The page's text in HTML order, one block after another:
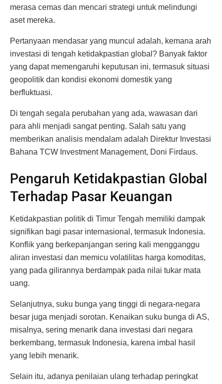
merasa cemas dan mencari strategi untuk melindungi
aset mereka.
Pertanyaan mendasar yang muncul adalah, kemana arah
investasi di tengah ketidakpastian global? Banyak faktor
yang dapat memengaruhi keputusan ini, termasuk situasi
geopolitik dan kondisi ekonomi domestik yang
berfluktuasi.
Di tengah segala perubahan yang ada, wawasan dari
para ahli menjadi sangat penting. Salah satu yang
memberikan analisis mendalam adalah Direktur Investasi
Bahana TCW Investment Management, Doni Firdaus.
Pengaruh Ketidakpastian Global
Terhadap Pasar Keuangan
Ketidakpastian politik di Timur Tengah memiliki dampak
signifikan bagi pasar internasional, termasuk Indonesia.
Konflik yang berkepanjangan sering kali mengganggu
aliran investasi dan memicu volatilitas harga komoditas,
yang pada gilirannya berdampak pada nilai tukar mata
uang.
Selanjutnya, suku bunga yang tinggi di negara-negara
besar juga menjadi sorotan. Kenaikan suku bunga di AS,
misalnya, sering menarik dana investasi dari negara
berkembang, termasuk Indonesia, karena imbal hasil
yang lebih menarik.
Selain itu, adanya penilaian ulang terhadap peringkat